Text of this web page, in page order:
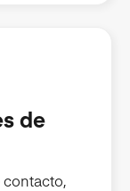
de
contacto,